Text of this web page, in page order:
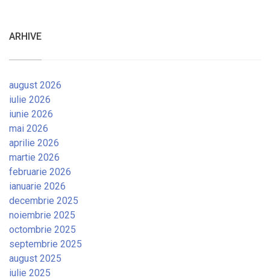
ARHIVE
august 2026
iulie 2026
iunie 2026
mai 2026
aprilie 2026
martie 2026
februarie 2026
ianuarie 2026
decembrie 2025
noiembrie 2025
octombrie 2025
septembrie 2025
august 2025
iulie 2025